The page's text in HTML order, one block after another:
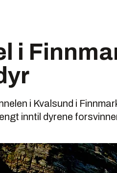
i
i Kvalsund i
inntil dyrene